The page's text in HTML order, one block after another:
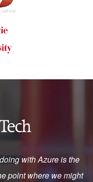
with Azure is the
point where we might